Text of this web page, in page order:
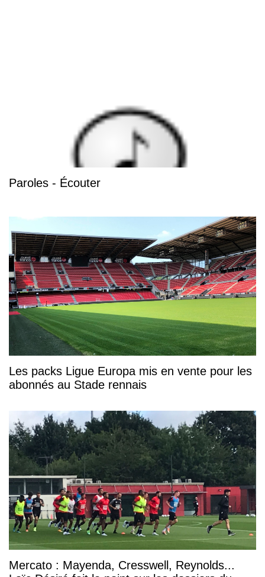
Paroles - Écouter
Les packs Ligue Europa mis en vente pour les
abonnés au Stade rennais
Mercato : Mayenda, Cresswell, Reynolds...